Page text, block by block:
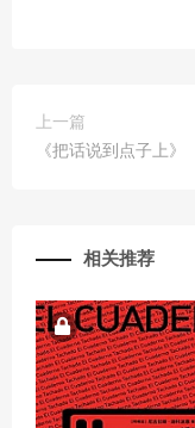
上一篇
《把话说到点子上》
相关推荐